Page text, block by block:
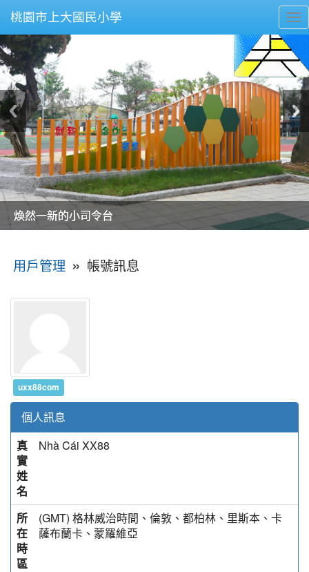
桃園市上大國民小學
美麗的操場是我們活力的來源
美麗的操場是我們活力的來源
煥然一新的小司令台
煥然一新的小司令台
富含桃園埤塘田園風光意象的中廊
富含桃園埤塘田園風光意象的中廊
嶄新的中庭廣場
嶄新的中庭廣場
水生池生生不息
水生池生生不息
用戶管理 » 帳號訊息
uxx88com
個人訊息
真
實
姓
名
Nhà Cái XX88
所
在
時
區
(GMT) 格林威治時間、倫敦、都柏林、里斯本、卡
薩布蘭卡、蒙羅維亞